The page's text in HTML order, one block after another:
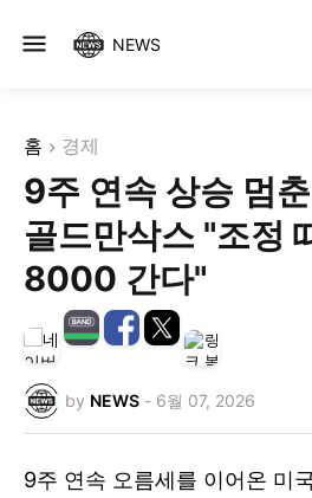
NEWS
홈 경제
9주 연속 상승 멈
골드만삭스 "조정
8000 간다"
by NEWS - 6월 07, 2026
9주 연속 오름세를 이어온 미